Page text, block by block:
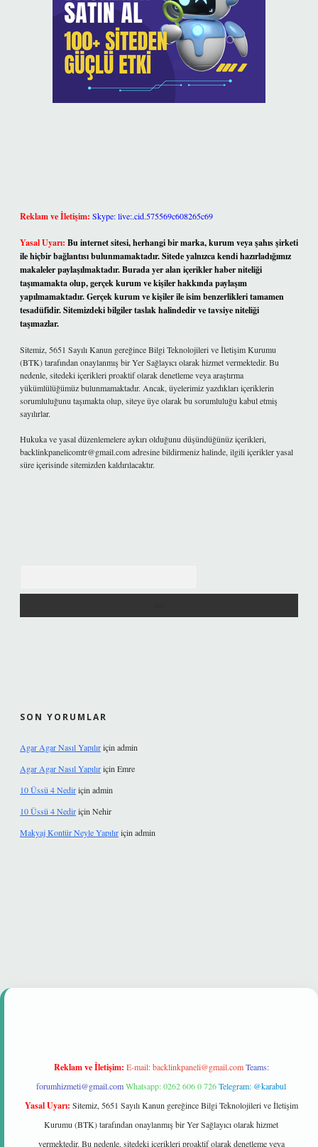
Reklam ve İletişim: Skype: live:.cid.575569c608265c69
Yasal Uyarı: Bu internet sitesi, herhangi bir marka, kurum veya şahıs şirketi
ile hiçbir bağlantısı bulunmamaktadır. Sitede yalnızca kendi hazırladığımız
makaleler paylaşılmaktadır. Burada yer alan içerikler haber niteliği
taşımamakta olup, gerçek kurum ve kişiler hakkında paylaşım
yapılmamaktadır. Gerçek kurum ve kişiler ile isim benzerlikleri tamamen
tesadüfidir. Sitemizdeki bilgiler taslak halindedir ve tavsiye niteliği
taşımazlar.
Sitemiz, 5651 Sayılı Kanun gereğince Bilgi Teknolojileri ve İletişim Kurumu
(BTK) tarafından onaylanmış bir Yer Sağlayıcı olarak hizmet vermektedir. Bu
nedenle, sitedeki içerikleri proaktif olarak denetleme veya araştırma
yükümlülüğümüz bulunmamaktadır. Ancak, üyelerimiz yazdıkları içeriklerin
sorumluluğunu taşımakta olup, siteye üye olarak bu sorumluluğu kabul etmiş
sayılırlar.
Hukuka ve yasal düzenlemelere aykırı olduğunu düşündüğünüz içerikleri,
backlinkpanelicomtr@gmail.comadresine bildirmeniz halinde, ilgili içerikler yasal
süre içerisinde sitemizden kaldırılacaktır.
SON YORUMLAR
Agar Agar Nasıl Yapılıriçin admin
Agar Agar Nasıl Yapılıriçin Emre
10 Üssü 4 Nediriçin admin
10 Üssü 4 Nediriçin Nehir
Makyaj Kontür Neyle Yapılıriçin admin
Reklam ve İletişim: E-mail:backlinkpaneli@gmail.com Teams:
forumhizmeti@gmail.comWhatsapp: 0262 606 0 726Telegram: @karabul
Yasal Uyarı: Sitemiz, 5651 Sayılı Kanun gereğince Bilgi Teknolojileri ve İletişim
Kurumu (BTK) tarafından onaylanmış bir Yer Sağlayıcı olarak hizmet
vermektedir. Bu nedenle, sitedeki içerikleri proaktif olarak denetleme veya